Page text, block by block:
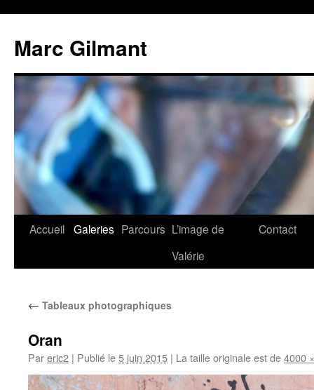
Marc Gilmant
Accueil Galeries Parcours L’image de
Valérie
Contact
← Tableaux photographiques
Oran
Pareric2 | Publié le5 juin 2015 | La taille originale est de4000